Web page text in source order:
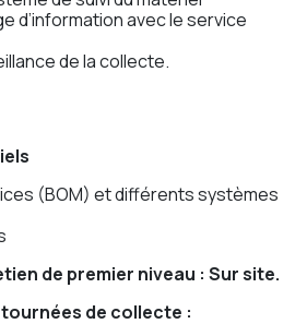
d’information avec le service
de la collecte.
(BOM) et différents systèmes
de premier niveau : Sur site.
de collecte :